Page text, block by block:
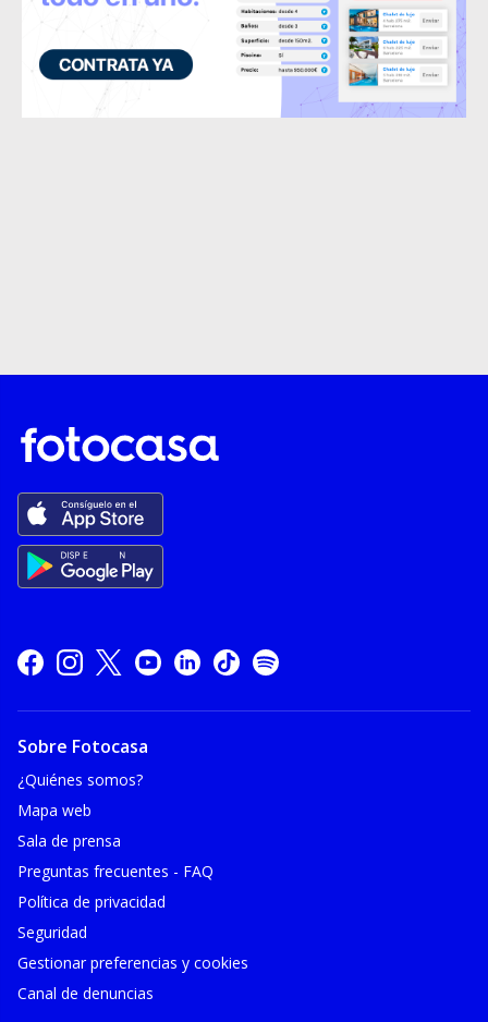
Sobre Fotocasa
¿Quiénes somos?
Mapa web
Sala de prensa
Preguntas frecuentes - FAQ
Política de privacidad
Seguridad
Gestionar preferencias y cookies
Canal de denuncias